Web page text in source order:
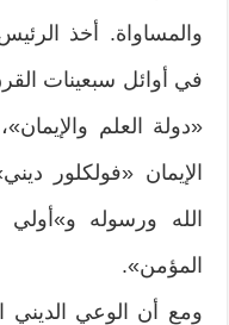
والمساواة. أخذ
في أوائل سبعينات
«دولة العلم
الإيمان «فولكلور
الله ورسوله و»أولي
المؤمن».
ومع أن الوعي الديني